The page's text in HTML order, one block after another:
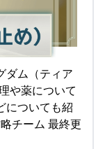
ダム（ティア
や薬について
についても紹
チーム 最終更